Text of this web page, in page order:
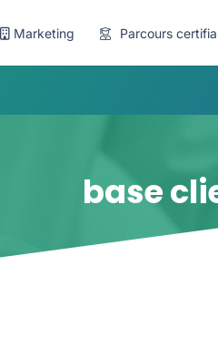
Marketing Parcours
base